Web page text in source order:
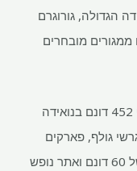
הגדולה, גורוגרם
ממגורים מובחרים
העיירה Jaypee Greens המשתרעת על פני 452 דונם בנואידה
גולף, פארקים
ואגמים, מתחם ספורט, פארק טבע בשטח של 60 דונם ואתר נופש